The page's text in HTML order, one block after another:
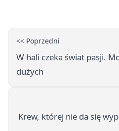
<< Poprzedni
W hali czeka świat pasji.
dużych
Krew, której nie da się